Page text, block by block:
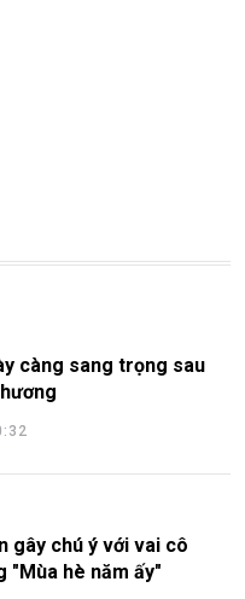
càng sang trọng sau
gây chú ý với vai cô
"Mùa hè năm ấy"